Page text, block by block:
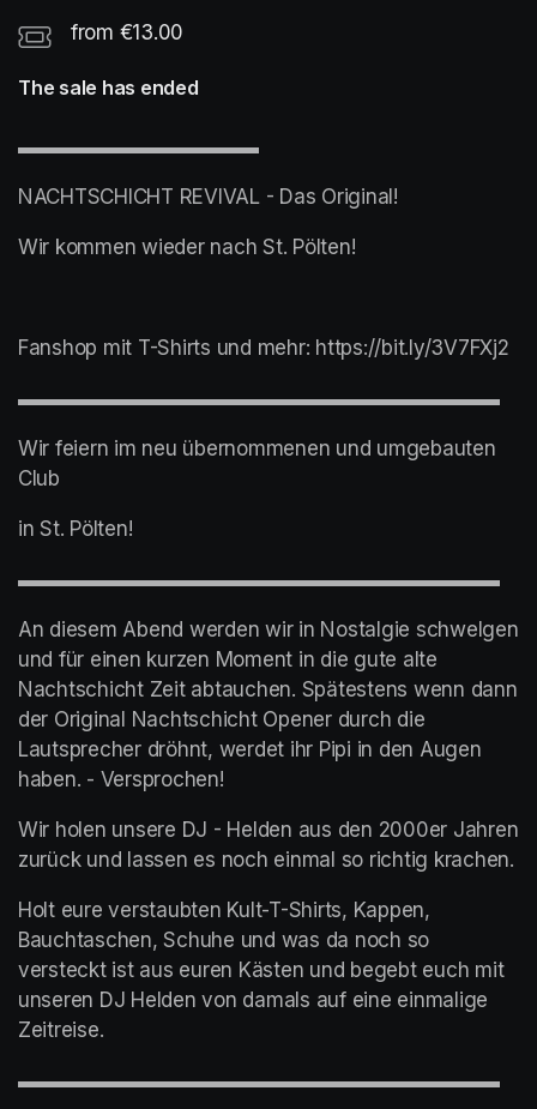
from €13.00
The sale has ended
▬▬▬▬▬▬▬▬▬▬▬▬
NACHTSCHICHT REVIVAL - Das Original!
Wir kommen wieder nach St. Pölten!
Fanshop mit T-Shirts und mehr: https://bit.ly/3V7FXj2
▬▬▬▬▬▬▬▬▬▬▬▬▬▬▬▬▬▬▬▬▬▬▬▬
Wir feiern im neu übernommenen und umgebauten
Club
in St. Pölten!
▬▬▬▬▬▬▬▬▬▬▬▬▬▬▬▬▬▬▬▬▬▬▬▬
An diesem Abend werden wir in Nostalgie schwelgen
und für einen kurzen Moment in die gute alte
Nachtschicht Zeit abtauchen. Spätestens wenn dann
der Original Nachtschicht Opener durch die
Lautsprecher dröhnt, werdet ihr Pipi in den Augen
haben. - Versprochen!
Wir holen unsere DJ - Helden aus den 2000er Jahren
zurück und lassen es noch einmal so richtig krachen.
Holt eure verstaubten Kult-T-Shirts, Kappen,
Bauchtaschen, Schuhe und was da noch so
versteckt ist aus euren Kästen und begebt euch mit
unseren DJ Helden von damals auf eine einmalige
Zeitreise.
▬▬▬▬▬▬▬▬▬▬▬▬▬▬▬▬▬▬▬▬▬▬▬▬